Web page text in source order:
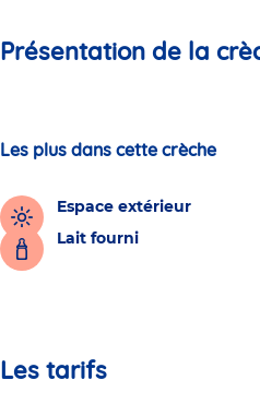
Présentation de la
Les plus dans cette crèche
Espace extérieur
Lait fourni
Les tarifs